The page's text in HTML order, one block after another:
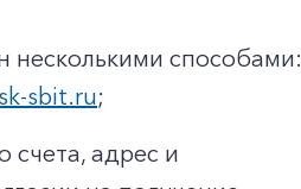
несколькими способами:
sbit.ru;
счета, адрес и